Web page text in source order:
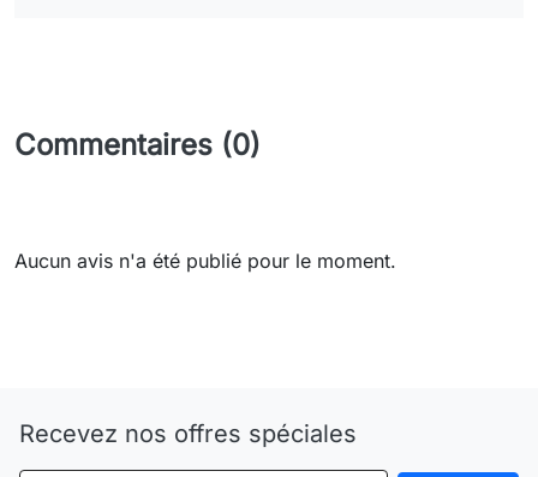
Commentaires (0)
Aucun avis n'a été publié pour le moment.
Recevez nos offres spéciales